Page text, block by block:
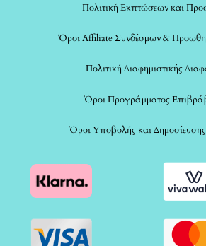
Πολιτική Εκπτώσεων και
Όροι Affiliate Συνδέσμων &
Πολιτική Διαφημιστικής
Όροι Προγράμματος
Όροι Υποβολής και